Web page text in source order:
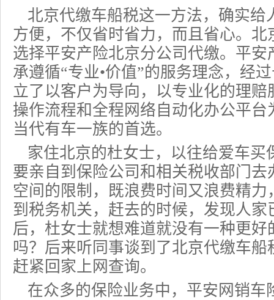
北京代缴车船税这一方法，确实给
方便，不仅省时省力，而且省心。
选择平安产险北京分公司代缴。平
承遵循“专业•价值”的服务理念，经
立了以客户为导向，以专业化的理
操作流程和全程网络自动化办公平
当代有车一族的首选。
家住北京的杜女士，以往给爱车买
要亲自到保险公司和相关税收部门
空间的限制，既浪费时间又浪费精
到税务机关，赶去的时候，发现人
后，杜女士就想难道就没有一种更
吗？后来听同事谈到了北京代缴车船
赶紧回家上网查询。
在众多的保险业务中，平安网销车